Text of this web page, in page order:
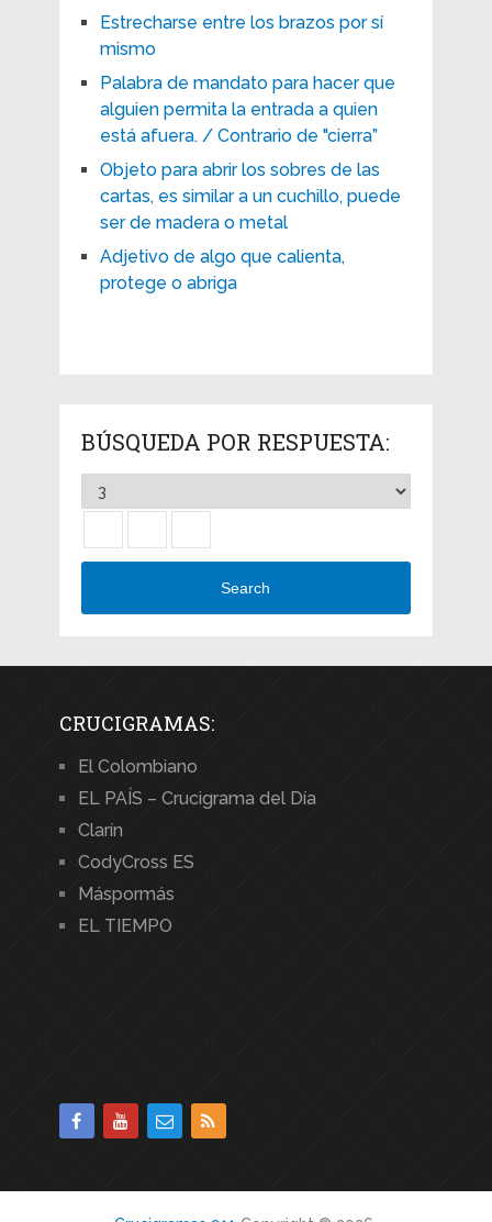
Estrecharse entre los brazos por sí
mismo
Palabra de mandato para hacer que
alguien permita la entrada a quien
está afuera. / Contrario de "cierra”
Objeto para abrir los sobres de las
cartas, es similar a un cuchillo, puede
ser de madera o metal
Adjetivo de algo que calienta,
protege o abriga
BÚSQUEDA POR RESPUESTA:
Search
CRUCIGRAMAS:
El Colombiano
EL PAÍS – Crucigrama del Día
Clarín
CodyCross ES
Máspormás
EL TIEMPO